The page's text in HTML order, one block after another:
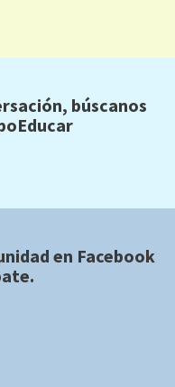
búscanos
en Facebook